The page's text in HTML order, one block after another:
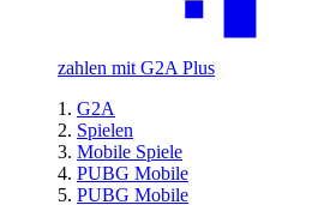
zahlen mit G2A Plus
G2A
Spielen
Mobile Spiele
PUBG Mobile
PUBG Mobile